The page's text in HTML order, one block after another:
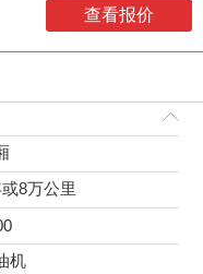
查看报价
8万公里
机